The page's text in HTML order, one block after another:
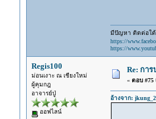
มีปัญหา ติดต่อใด้
https://
https://
Regis100
ม่อนเงาะ ณ เชียงใหม่
ผู้คุมกฎ
อาจารย์ปู่
ออฟไลน์
Re: กา
« ตอบ #75
อ้างจาก: